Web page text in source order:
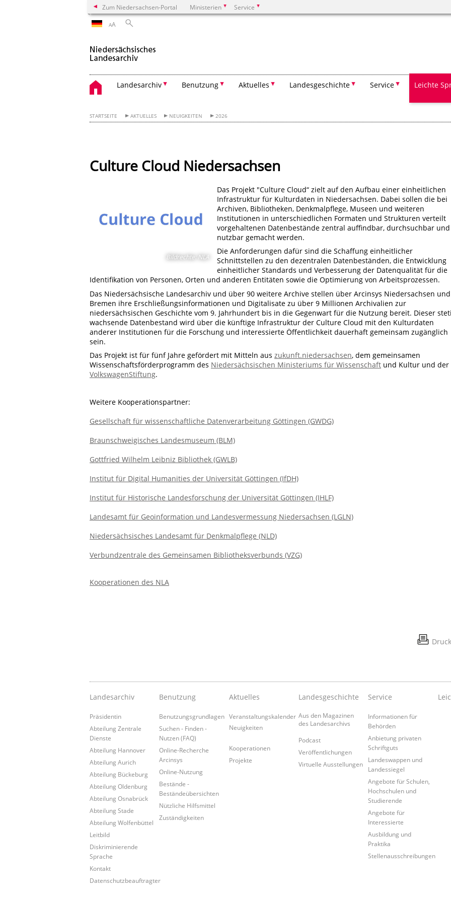
Zum Niedersachsen-Portal Ministerien Service
AA
Landesarchiv Benutzung Aktuelles Landesgeschichte Service Leichte
STARTSEITE AKTUELLES NEUIGKEITEN 2026
Culture Cloud Niedersachsen
Bildrechte: NLA
Das Projekt "Culture Cloud“ zielt auf den Aufbau einer einheitlichen
Infrastruktur für Kulturdaten in Niedersachsen. Dabei sollen die bei
Archiven, Bibliotheken, Denkmalpflege, Museen und weiteren
Institutionen in unterschiedlichen Formaten und Strukturen verteilt
vorgehaltenen Datenbestände zentral auffindbar, durchsuchbar und
nutzbar gemacht werden.
Die Anforderungen dafür sind die Schaffung einheitlicher
Schnittstellen zu den dezentralen Datenbeständen, die Entwicklung
einheitlicher Standards und Verbesserung der Datenqualität für die
Identifikation von Personen, Orten und anderen Entitäten sowie die Optimierung von Arbeitsprozessen.
Das Niedersächsische Landesarchiv und über 90 weitere Archive stellen über Arcinsys Niedersachsen und
Bremen ihre Erschließungsinformationen und Digitalisate zu über 9 Millionen Archivalien zur
niedersächsischen Geschichte vom 9. Jahrhundert bis in die Gegenwart für die Nutzung bereit. Dieser
wachsende Datenbestand wird über die künftige Infrastruktur der Culture Cloud mit den Kulturdaten
anderer Institutionen für die Forschung und interessierte Öffentlichkeit dauerhaft gemeinsam zugänglich
sein.
Das Projekt ist für fünf Jahre gefördert mit Mitteln aus zukunft.niedersachsen, dem gemeinsamen
Wissenschaftsförderprogramm des Niedersächsischen Ministeriums für Wissenschaft und Kultur und der
VolkswagenStiftung.
Weitere Kooperationspartner:
Gesellschaft für wissenschaftliche Datenverarbeitung Göttingen (GWDG)
Braunschweigisches Landesmuseum (BLM)
Gottfried Wilhelm Leibniz Bibliothek (GWLB)
Institut für Digital Humanities der Universität Göttingen (IfDH)
Institut für Historische Landesforschung der Universität Göttingen (IHLF)
Landesamt für Geoinformation und Landesvermessung Niedersachsen (LGLN)
Niedersächsisches Landesamt für Denkmalpflege (NLD)
Verbundzentrale des Gemeinsamen Bibliotheksverbunds (VZG)
Kooperationen des NLA
Landesarchiv
Präsidentin
Abteilung Zentrale
Dienste
Abteilung Hannover
Abteilung Aurich
Abteilung Bückeburg
Abteilung Oldenburg
Abteilung Osnabrück
Abteilung Stade
Abteilung Wolfenbüttel
Leitbild
Diskriminierende
Sprache
Kontakt
Datenschutzbeauftragter
Benutzung
Benutzungsgrundlagen
Suchen - Finden -
Nutzen (FAQ)
Online-Recherche
Arcinsys
Online-Nutzung
Bestände -
Beständeübersichten
Nützliche Hilfsmittel
Zuständigkeiten
Aktuelles
Veranstaltungskalender
Neuigkeiten
Kooperationen
Projekte
Landesgeschichte
Aus den Magazinen
des Landesarchivs
Podcast
Veröffentlichungen
Virtuelle Ausstellungen
Service
Informationen für
Behörden
Anbietung privaten
Schriftguts
Landeswappen und
Landessiegel
Angebote für Schulen,
Hochschulen und
Studierende
Angebote für
Interessierte
Ausbildung und
Praktika
Stellenausschreibungen